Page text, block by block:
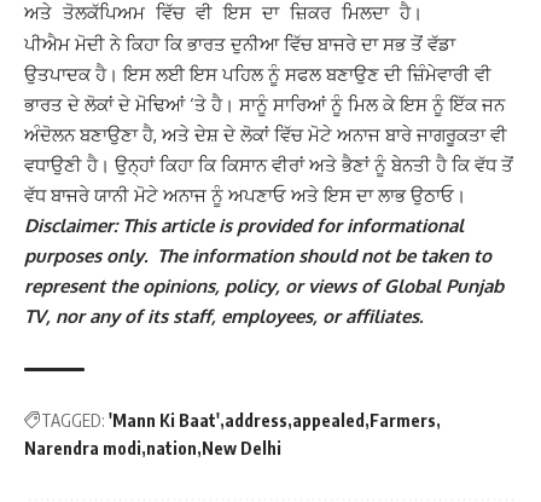
ਅਤੇ ਤੋਲਕੱਪਿਅਮ ਵਿੱਚ ਵੀ ਇਸ ਦਾ ਜ਼ਿਕਰ ਮਿਲਦਾ ਹੈ।
ਪੀਐਮ ਮੋਦੀ ਨੇ ਕਿਹਾ ਕਿ ਭਾਰਤ ਦੁਨੀਆ ਵਿੱਚ ਬਾਜਰੇ ਦਾ ਸਭ ਤੋਂ ਵੱਡਾ
ਉਤਪਾਦਕ ਹੈ। ਇਸ ਲਈ ਇਸ ਪਹਿਲ ਨੂੰ ਸਫਲ ਬਣਾਉਣ ਦੀ ਜ਼ਿੰਮੇਵਾਰੀ ਵੀ
ਭਾਰਤ ਦੇ ਲੋਕਾਂ ਦੇ ਮੋਢਿਆਂ ‘ਤੇ ਹੈ। ਸਾਨੂੰ ਸਾਰਿਆਂ ਨੂੰ ਮਿਲ ਕੇ ਇਸ ਨੂੰ ਇੱਕ ਜਨ
ਅੰਦੋਲਨ ਬਣਾਉਣਾ ਹੈ, ਅਤੇ ਦੇਸ਼ ਦੇ ਲੋਕਾਂ ਵਿੱਚ ਮੋਟੇ ਅਨਾਜ ਬਾਰੇ ਜਾਗਰੂਕਤਾ ਵੀ
ਵਧਾਉਣੀ ਹੈ। ਉਨ੍ਹਾਂ ਕਿਹਾ ਕਿਕਿਸਾਨ ਵੀਰਾਂ ਅਤੇ ਭੈਣਾਂ ਨੂੰ ਬੇਨਤੀ ਹੈ ਕਿ ਵੱਧ ਤੋਂ
ਵੱਧ ਬਾਜਰੇ ਯਾਨੀ ਮੋਟੇ ਅਨਾਜ ਨੂੰ ਅਪਣਾਓ ਅਤੇ ਇਸ ਦਾ ਲਾਭ ਉਠਾਓ।
Disclaimer: This article is provided for informational
purposes only. The information should not be taken to
represent the opinions, policy, or views of Global Punjab
TV, nor any of its staff, employees, or affiliates.
TAGGED: 'Mann Ki Baat' address appealed Farmers
Narendra modi nation New Delhi